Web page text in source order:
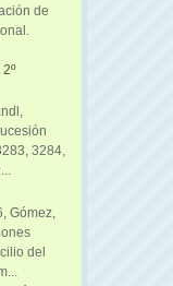
de
3284,
Gómez,
del